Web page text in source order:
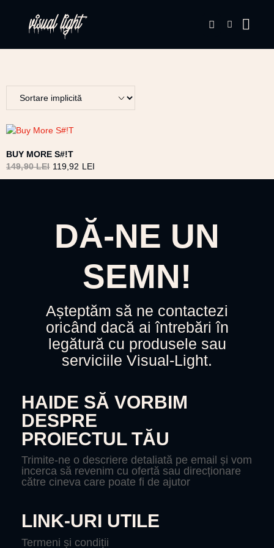
BUY MORE S#!T
149,90LEI 119,92 LEI
DĂ-NE UN
SEMN!
Așteptăm să ne contactezi
oricând dacă ai întrebări în
legătură cu produsele sau
serviciile Visual-Light.
HAIDE SĂ VORBIM
DESPRE
PROIECTUL TĂU
Trimite-ne o descriere detaliată pe email și vom
incerca să revenim cu ofertă sau direcționare
către cineva care poate fi de ajutor
LINK-URI UTILE
Termeni și condiții